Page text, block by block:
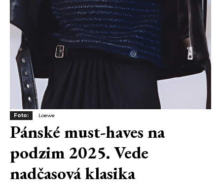
Foto: Loewe
Pánské must-haves na
podzim 2025. Vede
nadčasová klasika